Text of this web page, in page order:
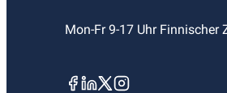
Mon-Fr 9-17 Uhr Finnischer